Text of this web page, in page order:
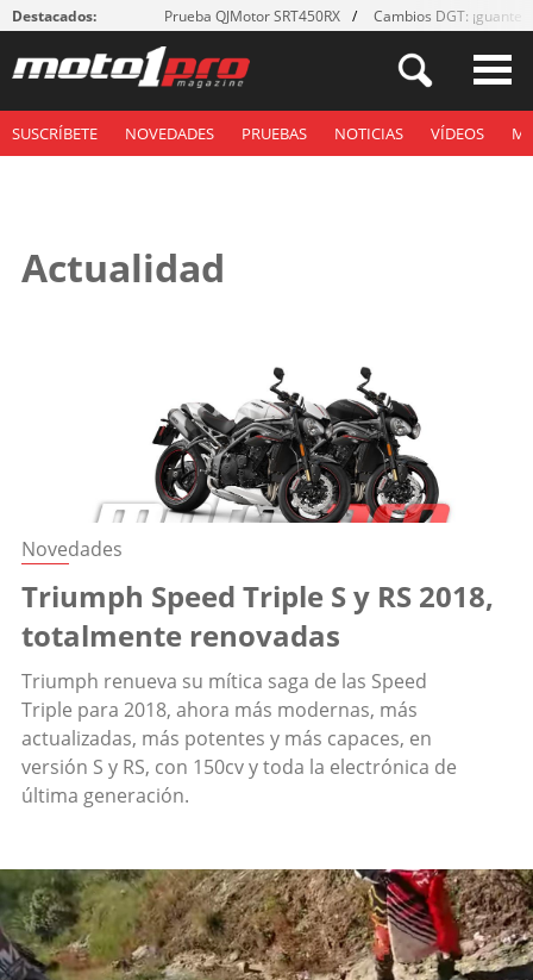
Destacados: Prueba QJMotor SRT450RX Cambios DGT: ¡guantes!
SUSCRÍBETE NOVEDADES PRUEBAS NOTICIAS VÍDEOS
Actualidad
Novedades
Triumph Speed Triple S y RS 2018,
totalmente renovadas
Triumph renueva su mítica saga de las Speed
Triple para 2018, ahora más modernas, más
actualizadas, más potentes y más capaces, en
versión S y RS, con 150cv y toda la electrónica de
última generación.